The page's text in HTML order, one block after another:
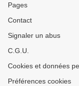
Pages
Contact
Signaler un abus
C.G.U.
Cookies et données
Préférences cookies